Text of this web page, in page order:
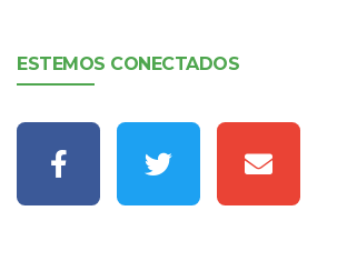
ESTEMOS CONECTADOS